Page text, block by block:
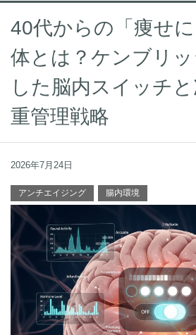
40代からの「痩せ
体とは？ケンブリ
した脳内スイッチ
重管理戦略
2026年7月24日
アンチエイジング 腸内環境